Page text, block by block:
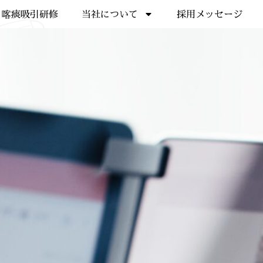
喀痰吸引研修 当社について 採用メッセージ